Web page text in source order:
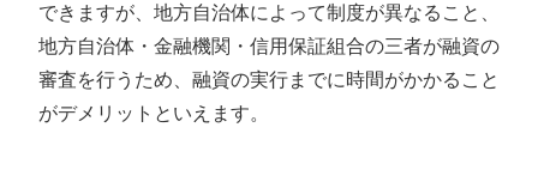
できますが、地方自治体によって制度が異なること、
地方自治体・金融機関・信用保証組合の三者が融資の
審査を行うため、融資の実行までに時間がかかること
がデメリットといえます。